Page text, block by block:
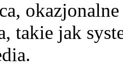
takie jak